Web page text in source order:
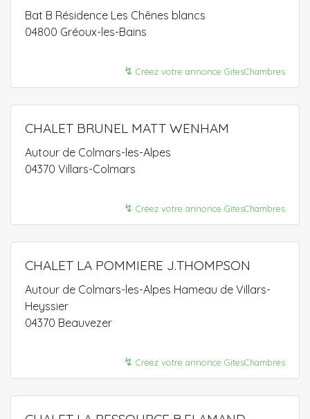
Bat B Résidence Les Chênes blancs
04800 Gréoux-les-Bains
↯ Créez votre annonce GitesChambres
CHALET BRUNEL MATT WENHAM
Autour de Colmars-les-Alpes
04370 Villars-Colmars
↯ Créez votre annonce GitesChambres
CHALET LA POMMIERE J.THOMPSON
Autour de Colmars-les-Alpes Hameau de Villars-
Heyssier
04370 Beauvezer
↯ Créez votre annonce GitesChambres